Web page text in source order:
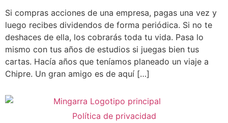
Si compras acciones de una empresa, pagas una vez y
luego recibes dividendos de forma periódica. Si no te
deshaces de ella, los cobrarás toda tu vida. Pasa lo
mismo con tus años de estudios si juegas bien tus
cartas. Hacía años que teníamos planeado un viaje a
Chipre. Un gran amigo es de aquí […]
Política de privacidad